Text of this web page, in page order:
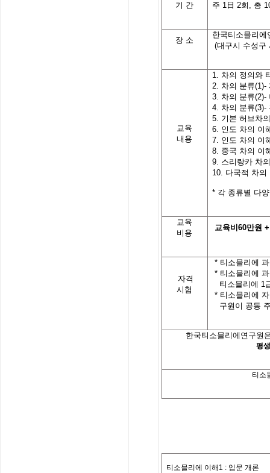
기 간 주 1日 2회 , 총
장 소
한국티소믈리에
(대구시 수성구
교육
내용
1. 차의 정의와
2. 차의 분류(1)-
3. 차의 분류(2)-
4. 차의 분류(3)-
5. 기본 허브차의
6. 인도 차의 이
7. 인도 차의 이
8. 중국 차의 이
9. 스리랑카 차
10. 다국적 차의
* 각 종류별 다
교육
비용
교육비 60만원 +
자격
시험
* 티소믈리에
* 티소믈리에
티소믈리에 1
* 티소믈리에
구원이 공동
한국티소믈리에연구원
평
티소
티소믈리에 이해 1 : 입문 개론